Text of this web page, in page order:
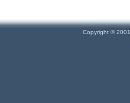
Copyright ©